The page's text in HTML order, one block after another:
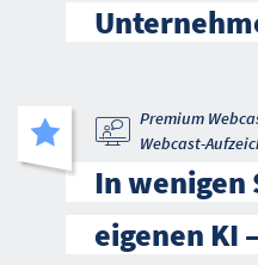
Premium
Webcast-
In wenigen
eigenen KI